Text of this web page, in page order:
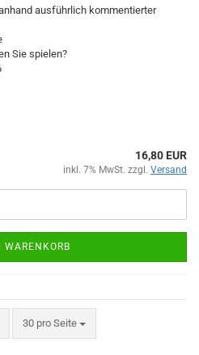
ausführlich kommentierter
Sie spielen?
16,80 EUR
inkl. 7% MwSt. zzgl. Versand
WARENKORB
30 pro Seite
pro Seite